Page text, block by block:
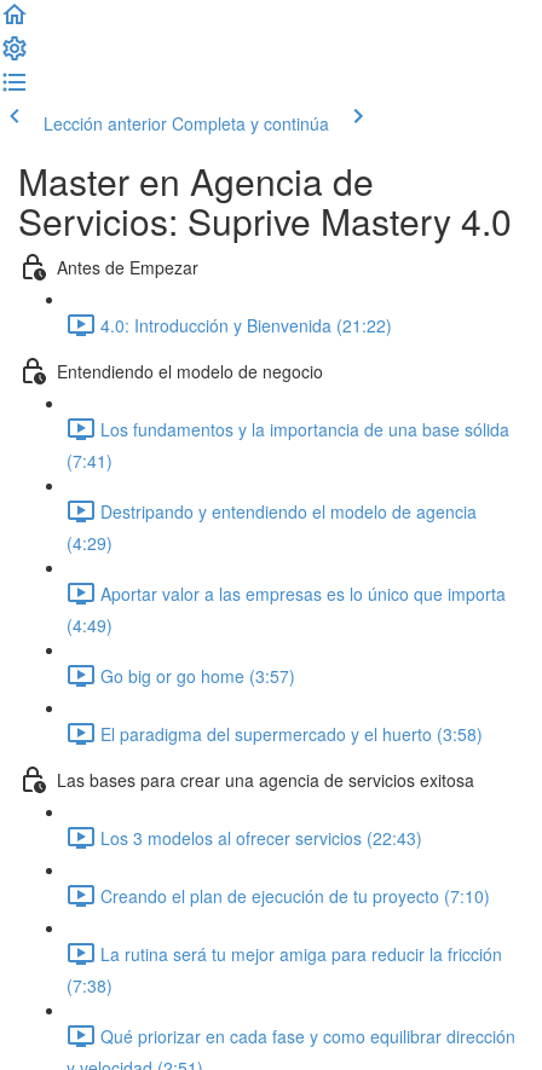
Lección anterior Completa y continúa
Master en Agencia de
Servicios: Suprive Mastery 4.0
Antes de Empezar
4.0: Introducción y Bienvenida (21:22)
Entendiendo el modelo de negocio
Los fundamentos y la importancia de una base sólida
(7:41)
Destripando y entendiendo el modelo de agencia
(4:29)
Aportar valor a las empresas es lo único que importa
(4:49)
Go big or go home (3:57)
El paradigma del supermercado y el huerto (3:58)
Las bases para crear una agencia de servicios exitosa
Los 3 modelos al ofrecer servicios (22:43)
Creando el plan de ejecución de tu proyecto (7:10)
La rutina será tu mejor amiga para reducir la fricción
(7:38)
Qué priorizar en cada fase y como equilibrar dirección